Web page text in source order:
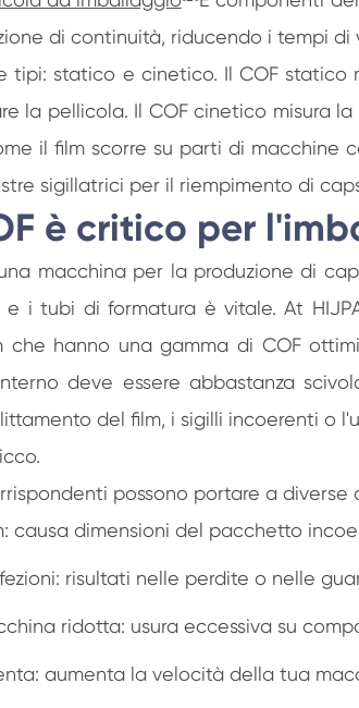
di continuità, riducendo i tempi
tipi: statico e cinetico. Il COF
la pellicola. Il COF cinetico misura
il film scorre su parti di macchine
sigillatrici per il riempimento di
è critico per
macchina per la produzione di
i tubi di formatura è vitale. At
che hanno una gamma di COF
deve essere abbastanza
del film, i sigilli incoerenti o
possono portare a diverse
causa dimensioni del pacchetto
risultati nelle perdite o nelle
ridotta: usura eccessiva su
aumenta la velocità della tua